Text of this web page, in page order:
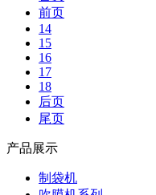
前页
14
15
16
17
18
后页
尾页
产品展示
制袋机